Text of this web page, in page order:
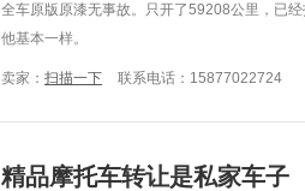
全车原版原漆无事故。只开了59208公里，已
他基本一样。
卖家： 扫描一下 联系电话：15877022724
精品摩托车转让是私家车子